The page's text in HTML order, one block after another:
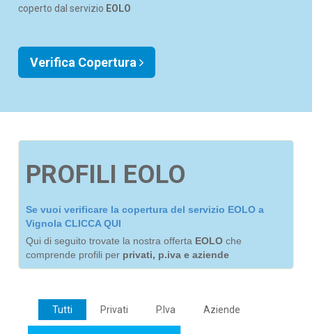
coperto dal servizio EOLO
Verifica Copertura
PROFILI EOLO
Se vuoi verificare la copertura del servizio EOLO a
Vignola CLICCA QUI
Qui di seguito trovate la nostra offerta EOLO che
comprende profili per privati, p.iva e aziende
Tutti Privati P.Iva Aziende